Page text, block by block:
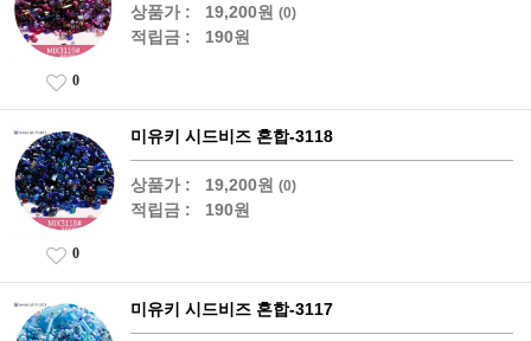
상품가 : 19,200원 (0)
적립금 : 190원
0
미유키 시드비즈 혼합-3118
상품가 : 19,200원 (0)
적립금 : 190원
0
미유키 시드비즈 혼합-3117